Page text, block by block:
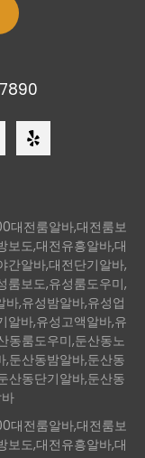
대전룸알바,대전룸보
보도,대전유흥알바,대
간알바,대전단기알바,
룸보도,유성룸도우미,
,유성밤알바,유성업
알바,유성고액알바,유
동룸도우미,둔산동노
둔산동밤알바,둔산동
산동단기알바,둔산동
대전룸알바,대전룸보
보도,대전유흥알바,대